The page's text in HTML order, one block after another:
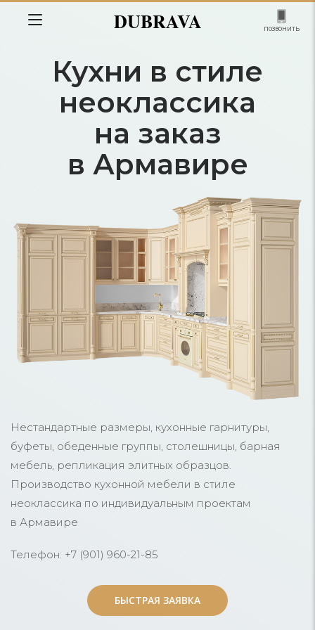
DUBRAVA позвонить
Кухни в стиле
неоклассика
на заказ
в Армавире
Нестандартные размеры, кухонные гарнитуры,
буфеты, обеденные группы, столешницы, барная
мебель, репликация элитных образцов.
Производство кухонной мебели в стиле
неоклассика по индивидуальным проектам
в Армавире
Телефон: +7 (901) 960-21-85
БЫСТРАЯ ЗАЯВКА
БЫСТРАЯ ЗАЯВКА